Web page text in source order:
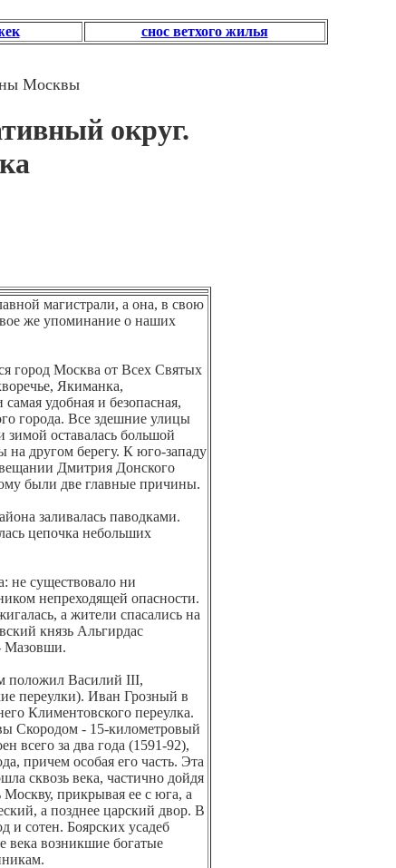
снос ветхого жилья
Москвы
округ.
магистрали, а она, в свою
же упоминание о наших
город Москва от Всех Святых
Якиманка,
удобная и безопасная,
города. Все здешние улицы
оставалась большой
на другом берегу. К юго-западу
Дмитрия Донского
были две главные причины.
заливалась паводками.
цепочка небольших
не существовало ни
непреходящей опасности.
а жители спасались на
князь Альгирдас
Мазовши.
положил Василий III,
переулки). Иван Грозный в
Климентовского переулка.
Скородом - 15-километровый
всего за два года (1591-92),
причем особая его часть. Эта
сквозь века, частично дойдя
прикрывая ее с юга, а
а позднее царский двор. В
и сотен. Боярских усадеб
века возникшие богатые